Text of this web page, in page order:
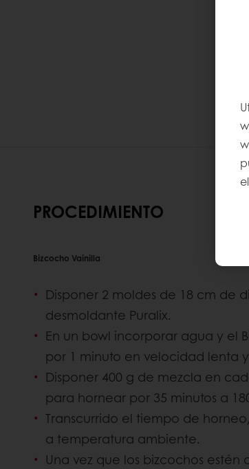
PROCEDIMIENTO
Bizcocho Vainilla
Disponer 2 moldes de 18 cm de
desmoldante Puralix.
En un bowl incorporar agua y el
por 1 minuto en velocidad lenta
Disponer 400 g de mezcla en
para hornear por 35 minutos a
Transcurrido el tiempo de
a temperatura ambiente.
Una vez que los bizcochos